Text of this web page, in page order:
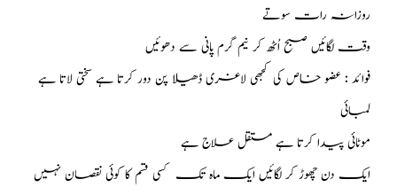
روزانہ رات سوتے
وقت لگائیں صبح اُٹھ کر نیم گرم پانی سے دھوئیں
فوائد : عضو خاص کی کجھی لاغری ڈھیلا پن دور کرتا ہے سختی لاتا ہے
لمبائی
موٹائی پیدا کرتا ہے مستقل علاج ہے
ایک دن چھوڑ کر لگائیں ایک ماہ تک کسی قسم کا کوئی نقصان نہیں